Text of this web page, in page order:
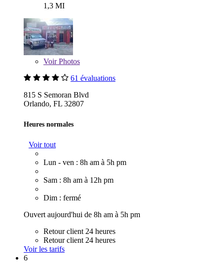
1,3 MI
VoirPhotos
61 évaluations
815 S Semoran Blvd
Orlando, FL 32807
Heures normales
Voir tout
Lun - ven : 8h am à 5h pm
Sam : 8h am à 12h pm
Dim : fermé
Ouvert aujourd'hui de 8h am à 5h pm
Retour client 24 heures
Retour client 24 heures
Voir les tarifs
6